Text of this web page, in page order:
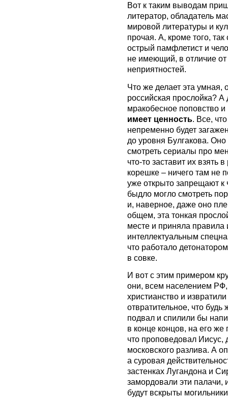
Вот к таким выводам
литератор, обладатель
мировой литературы и
прочая. А, кроме того,
острый памфлетист и
не имеющий, в отличие
неприятностей.
Что же делает эта умная,
российская прослойка?
мракобесное поповство
имеет ценность. Все,
непременно будет
до уровня Булгакова. Оно
смотреть сериалы про
что-то заставит их взять
корешке – ничего там не
уже открыто запрещают
быдло могло смотреть
и, наверное, даже оно
общем, эта тонкая
месте и приняла
интеллектуальным
что работало
в совке.
И вот с этим примером
они, всем населением
христианство и
отвратительное, что
подвал и спилили бы
в конце концов, на его
что проповедовал Иисус,
московского разлива. А
а суровая
застенках Лугандона и
замордовали эти палачи,
будут вскрыты